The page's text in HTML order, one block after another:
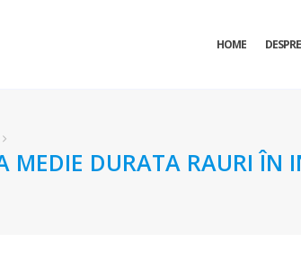
HOME
MEDIE DURATA RAURI